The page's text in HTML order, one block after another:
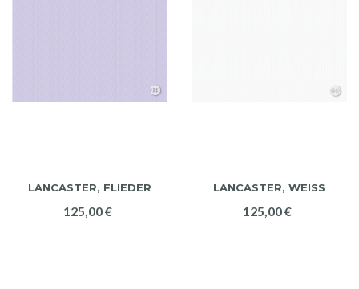
LANCASTER, FLIEDER
125,00 €
LANCASTER, WEISS
125,00 €